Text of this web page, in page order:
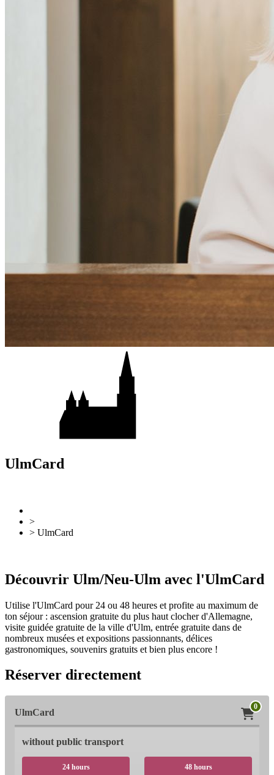
UlmCard
>
> UlmCard
Découvrir Ulm/Neu-Ulm avec l'UlmCard
Utilise l'UlmCard pour 24 ou 48 heures et profite au maximum de
ton séjour : ascension gratuite du plus haut clocher d'Allemagne,
visite guidée gratuite de la ville d'Ulm, entrée gratuite dans de
nombreux musées et expositions passionnants, délices
gastronomiques, souvenirs gratuits et bien plus encore !
Réserver directement
UlmCard
0
without public transport
24 hours 48 hours